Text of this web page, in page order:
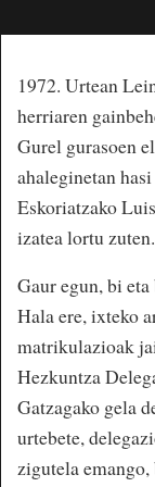
1972. Urtean
herriaren
Gurel gurasoen
ahaleginetan
Eskoriatzako
izatea lortu zuten.
Gaur egun, bi
Hala ere, ixteko
matrikulazioak
Hezkuntza
Gatzagako gela
urtebete,
zigutela